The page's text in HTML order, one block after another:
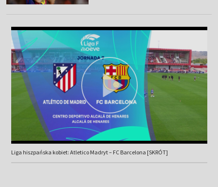
Liga hiszpańska kobiet: Atletico Madryt – FC Barcelona [SKRÓT]